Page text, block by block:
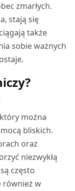
zmarłych.
stają się
także
sobie ważnych
można
bliskich.
oraz
niezwykłą
często
również w